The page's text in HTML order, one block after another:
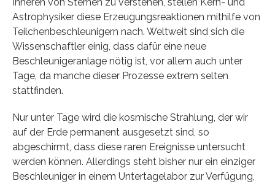
Astrophysiker diese Erzeugungsreaktionen mithilfe von
Teilchenbeschleunigern nach. Weltweit sind sich die
Wissenschaftler einig, dass dafür eine neue
Beschleunigeranlage nötig ist, vor allem auch unter
Tage, da manche dieser Prozesse extrem selten
stattfinden.
Nur unter Tage wird die kosmische Strahlung, der wir
auf der Erde permanent ausgesetzt sind, so
abgeschirmt, dass diese raren Ereignisse untersucht
werden können. Allerdings steht bisher nur ein einziger
Beschleuniger in einem Untertagelabor zur Verfügung,